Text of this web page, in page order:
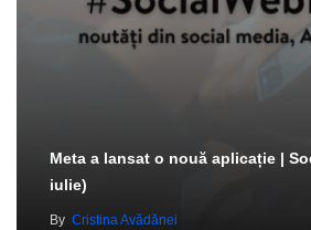
Meta a lansat o nouă aplicație |
iulie)
By Cristina Avădănei